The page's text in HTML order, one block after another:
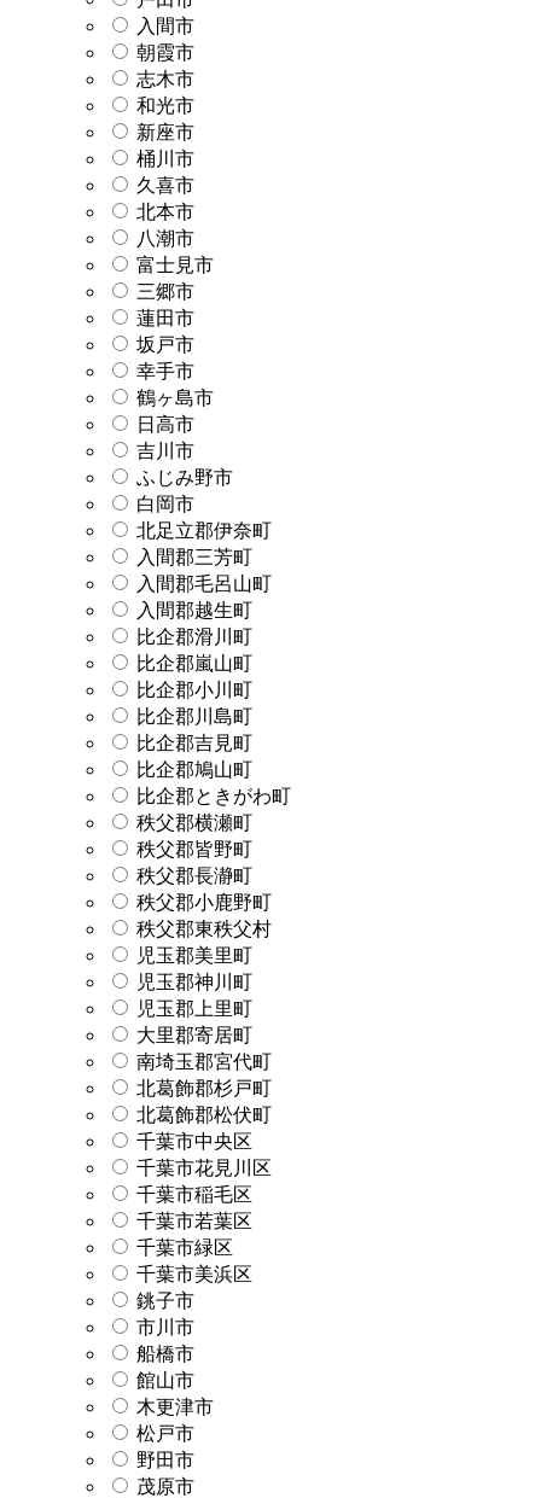
入間市
朝霞市
志木市
和光市
新座市
桶川市
久喜市
北本市
八潮市
富士見市
三郷市
蓮田市
坂戸市
幸手市
鶴ヶ島市
日高市
吉川市
ふじみ野市
白岡市
北足立郡伊奈町
入間郡三芳町
入間郡毛呂山町
入間郡越生町
比企郡滑川町
比企郡嵐山町
比企郡小川町
比企郡川島町
比企郡吉見町
比企郡鳩山町
比企郡ときがわ町
秩父郡横瀬町
秩父郡皆野町
秩父郡長瀞町
秩父郡小鹿野町
秩父郡東秩父村
児玉郡美里町
児玉郡神川町
児玉郡上里町
大里郡寄居町
南埼玉郡宮代町
北葛飾郡杉戸町
北葛飾郡松伏町
千葉市中央区
千葉市花見川区
千葉市稲毛区
千葉市若葉区
千葉市緑区
千葉市美浜区
銚子市
市川市
船橋市
館山市
木更津市
松戸市
野田市
茂原市